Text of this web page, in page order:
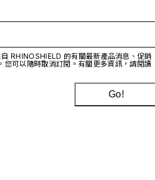
RHINOSHIELD 的有關最新產品消息、促銷
您可以隨時取消訂閱。有關更多資訊，請閱讀
Go!